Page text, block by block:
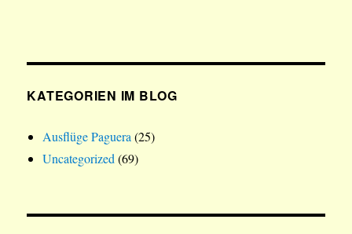
KATEGORIEN IM BLOG
Ausflüge Paguera(25)
Uncategorized(69)